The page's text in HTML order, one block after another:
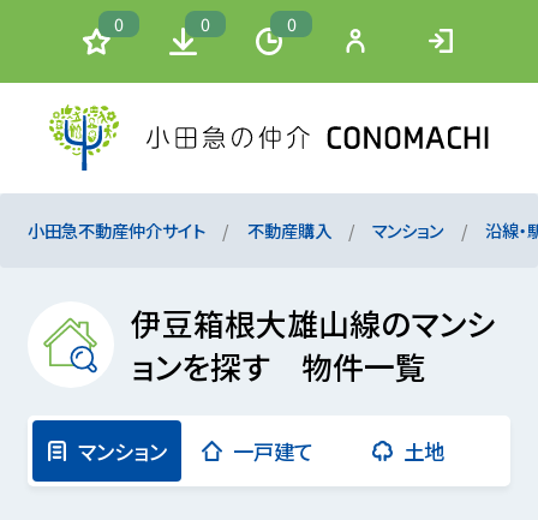
0 0 0
小田急不動産仲介サイト 不動産購入 マンション 沿線・
伊豆箱根大雄山線のマンシ
ョンを探す 物件一覧
マンション 一戸建て 土地